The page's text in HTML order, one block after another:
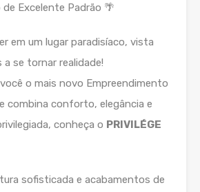
Excelente Padrão 🌴
em um lugar paradisíaco, vista
se tornar realidade!
o mais novo Empreendimento
combina conforto, elegância e
conheça o PRIVILÉGE
sofisticada e acabamentos de